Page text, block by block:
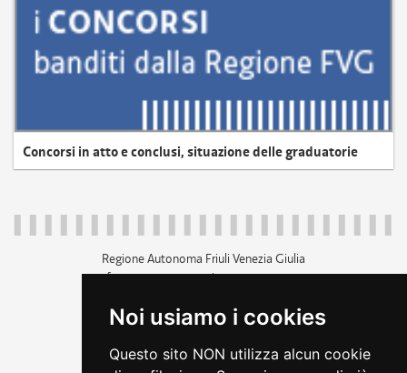
Noi usiamo i cookies
Questo sito NON utilizza alcun cookie
Concorsi in atto e conclusi, situazione delle graduatorie
Regione Autonoma Friuli Venezia Giulia
c.f. 80014930327; p.iva 00526040324
+39 040 3771111